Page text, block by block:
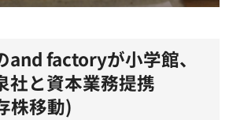
and factoryが小学館、
社と資本業務提携
株移動)